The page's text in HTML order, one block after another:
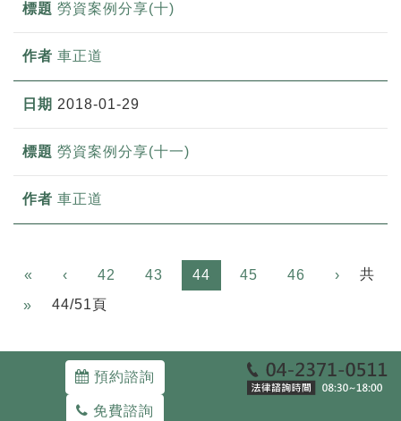
勞資案例分享(十)
車正道
2018-01-29
勞資案例分享(十一)
車正道
« Previous
‹ 42 43 44 45 46
›
» Next
共
44/51頁
預約諮詢
免費諮詢